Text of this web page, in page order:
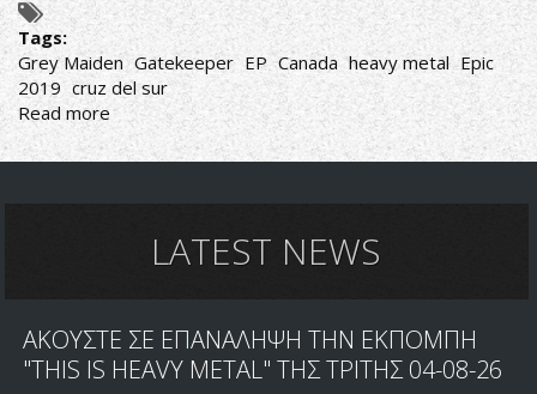
Tags:
Grey Maiden Gatekeeper EP Canada heavy metal Epic
2019 cruz del sur
Read moreabout
ΠΥΛΑΡΧΕΣ
ΤΟΥ
METALLATEST NEWS
ΑΚΟΥΣΤΕ ΣΕ ΕΠΑΝΑΛΗΨΗ ΤΗΝ ΕΚΠΟΜΠΗ
"THIS IS HEAVY METAL" ΤΗΣ ΤΡΙΤΗΣ 04-08-26